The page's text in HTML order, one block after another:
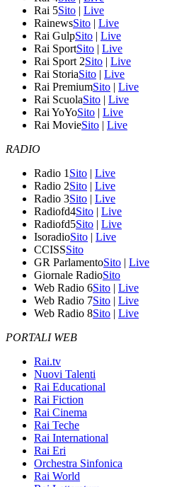
Rai 5Sito | Live
RainewsSito | Live
Rai GulpSito | Live
Rai SportSito | Live
Rai Sport 2Sito | Live
Rai StoriaSito | Live
Rai PremiumSito | Live
Rai ScuolaSito | Live
Rai YoYoSito | Live
Rai MovieSito | Live
RADIO
Radio 1 Sito | Live
Radio 2Sito | Live
Radio 3Sito | Live
Radiofd4Sito | Live
Radiofd5Sito | Live
IsoradioSito | Live
CCISSSito
GR ParlamentoSito | Live
Giornale RadioSito
Web Radio 6Sito | Live
Web Radio 7Sito | Live
Web Radio 8Sito | Live
PORTALI WEB
Rai.tv
Nuovi Talenti
Rai Educational
Rai Fiction
Rai Cinema
Rai Teche
Rai International
Rai Eri
Orchestra Sinfonica
Rai World